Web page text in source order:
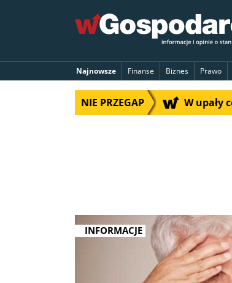
Najnowsze Finanse Biznes Prawo
NIE PRZEGAP W upały
INFORMACJE